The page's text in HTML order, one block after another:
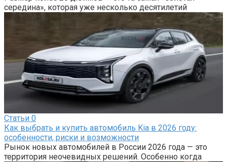
середина», которая уже несколько десятилетий
Статьи 0
Как выбрать и купить автомобиль Kia в 2026 году:
особенности, риски и возможности
Рынок новых автомобилей в России 2026 года — это
территория неочевидных решений. Особенно когда